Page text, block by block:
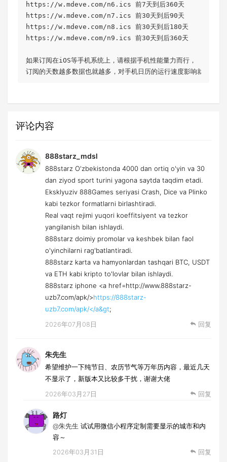
https://w.mdeve.com/n6.ics 前7天到后360天
https://w.mdeve.com/n7.ics 前30天到后90天
https://w.mdeve.com/n8.ics 前30天到后180天
https://w.mdeve.com/n9.ics 前30天到后360天
如果订阅在iOS等手机系统上，请根据手机性能量力而行，
订阅的天数越多数据也就越多，对手机日历的运行速度影响就越大。
评论内容
888starz_mdsl
888starz O'zbekistonda 4000 dan ortiq o'yin va 30
dan ziyod sport turini yagona saytda taqdim etadi.
Eksklyuziv 888Games seriyasi Crash, Dice va Plinko
kabi tezkor formatlarni birlashtiradi.
Real vaqt rejimi yuqori koeffitsiyent va tezkor
yangilanish bilan ishlaydi.
888starz doimiy promolar va keshbek bilan faol
o'yinchilarni rag'batlantiradi.
888starz karta va hamyonlardan tashqari BTC, USDT
va ETH kabi kripto to'lovlar bilan ishlaydi.
888starz iphone <a href=http://www.888starz-
uzb7.com/apk/>https://888starz-
uzb7.com/apk/</a&gt;
2026年07月08日 回复
朱先生
希望维护一下纯节日、农历节气等万年历内容，最近几天
不显示了，新版本又比较多干扰，谢谢大佬
2026年03月27日 回复
路灯
@朱先生 试试用微信小程序定制需要显示的城市和内
容～
2026年03月31日 回复